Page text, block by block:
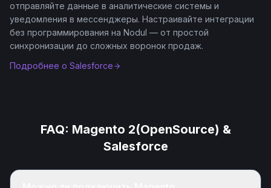
отправляйте данные в аналитические системы и
уведомления в мессенджеры. Настраивайте интеграции
без программирования на Nodul — от простой
синхронизации до сложных воронок продаж.
Подробнее о Salesforce
FAQ: Magento 2(OpenSource) &
Salesforce